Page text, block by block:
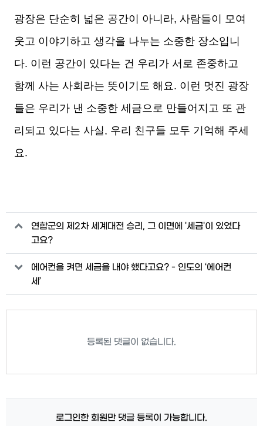
광장은 단순히 넓은 공간이 아니라, 사람들이 모여
웃고 이야기하고 생각을 나누는 소중한 장소입니
다. 이런 공간이 있다는 건 우리가 서로 존중하고
함께 사는 사회라는 뜻이기도 해요. 이런 멋진 광장
들은 우리가 낸 소중한 세금으로 만들어지고 또 관
리되고 있다는 사실, 우리 친구들 모두 기억해 주세
요.
관련자료
연합군의 제2차 세계대전 승리, 그 이면에 '세금'이 있었다
고요?
에어컨을 켜면 세금을 내야 했다고요? - 인도의 ‘에어컨
세’
등록된 댓글이 없습니다.
로그인한 회원만 댓글 등록이 가능합니다.